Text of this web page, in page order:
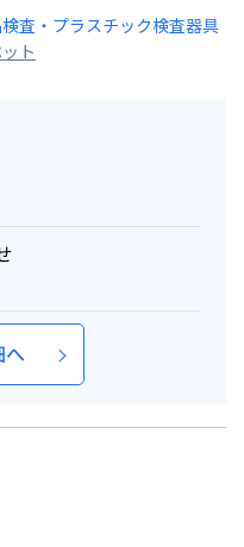
査・プラスチック検査器具
ト
へ